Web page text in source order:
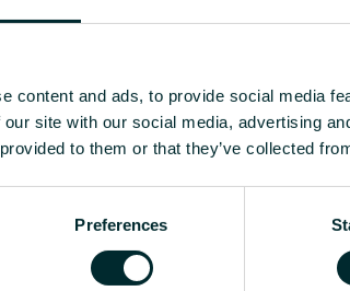
content and ads, to provide social media
site with our social media, advertising
to them or that they’ve collected
Preferences
ar fi clădirile de birouri,
convectoare sunt disponibile
ușurință.
sau utilizator final,